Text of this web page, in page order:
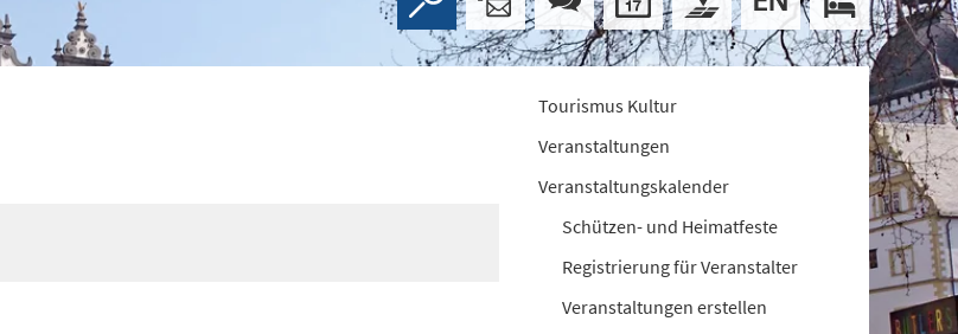
Tourismus Kultur
Veranstaltungen
Veranstaltungskalender
Schützen- und Heimatfeste
Registrierung für Veranstalter
Veranstaltungen erstellen